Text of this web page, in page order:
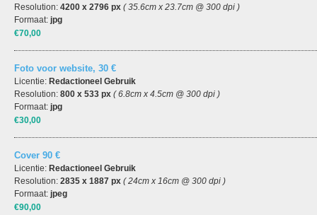
Resolution: 4200 x 2796 px ( 35.6cm x 23.7cm @ 300 dpi )
Formaat: jpg
€70,00
Foto voor website, 30 €
Licentie: Redactioneel Gebruik
Resolution: 800 x 533 px ( 6.8cm x 4.5cm @ 300 dpi )
Formaat: jpg
€30,00
Cover 90 €
Licentie: Redactioneel Gebruik
Resolution: 2835 x 1887 px ( 24cm x 16cm @ 300 dpi )
Formaat: jpeg
€90,00